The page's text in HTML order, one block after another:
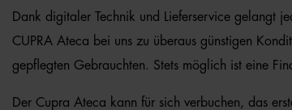
Dank digitaler Technik und Lieferservice gelangt
CUPRA Ateca bei uns zu überaus günstigen
gepflegten Gebrauchten. Stets möglich ist eine
Der Cupra Ateca kann für sich verbuchen, das